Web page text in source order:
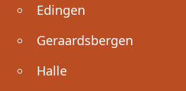
Edingen
Geraardsbergen
Halle